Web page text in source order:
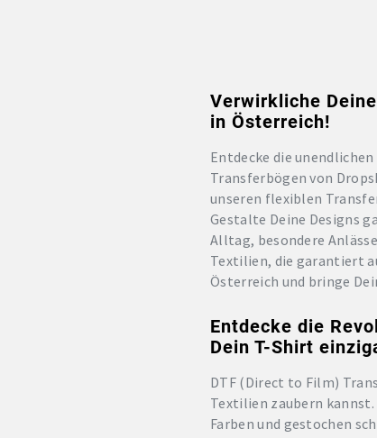
Verwirkliche
in Österreich!
Entdecke die
Transferbögen von
unseren flexiblen
Gestalte Deine Designs
Alltag, besondere
Textilien, die garantiert
Österreich und bringe
Entdecke die
Dein T-Shirt
DTF (Direct to Film)
Textilien zaubern
Farben und gestochen